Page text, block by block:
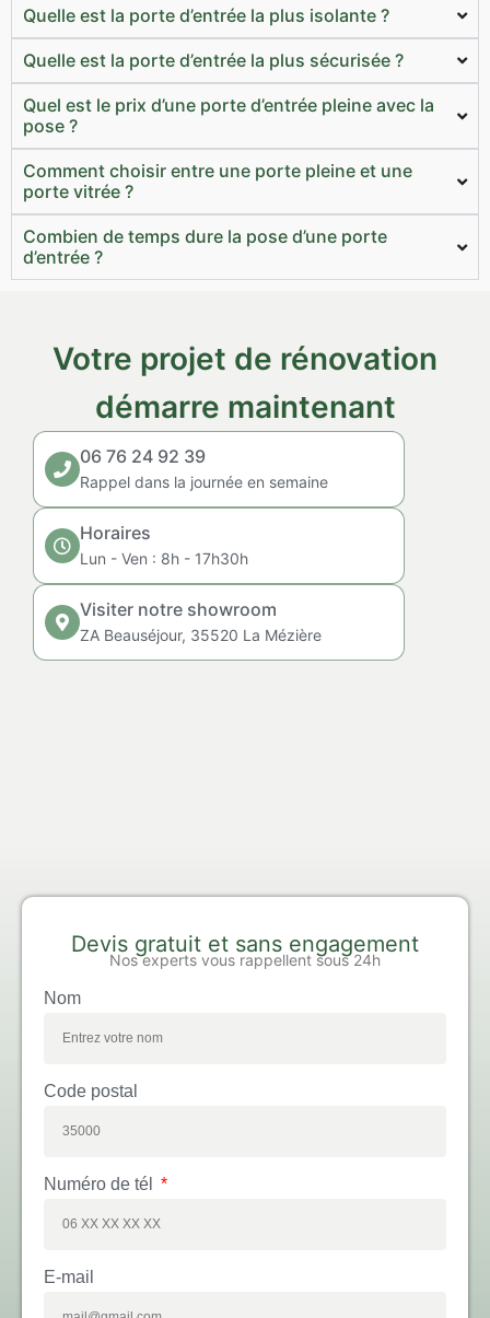
Quelle est la porte d’entrée la plus isolante ?
Quelle est la porte d’entrée la plus sécurisée ?
Quel est le prix d’une porte d’entrée pleine avec la
pose ?
Comment choisir entre une porte pleine et une
porte vitrée ?
Combien de temps dure la pose d’une porte
d’entrée ?
Votre projet de rénovation
démarre maintenant
06 76 24 92 39
Rappel dans la journée en semaine
Horaires
Lun - Ven : 8h - 17h30h
Visiter notre showroom
ZA Beauséjour, 35520 La Mézière
Devis gratuit et sans engagement
Nos experts vous rappellent sous 24h
Nom
Code postal
Numéro de tél
E-mail